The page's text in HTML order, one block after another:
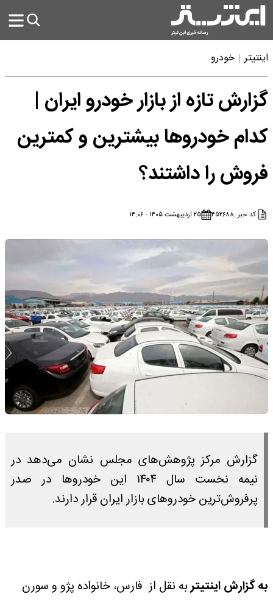
اینتیتر خودرو
گزارش تازه از بازار خودرو ایران |
کدام خودرو‌ها بیشترین و کمترین
فروش را داشتند؟
کد خبر :۴۵۲۶۸۸ ۲۵ اردیبهشت ۱۴۰۵ - ۱۴:۰۶
گزارش مرکز پژوهش‌های مجلس نشان می‌دهد در
نیمه نخست سال ۱۴۰۴ این خودروها در صدر
پرفروش‌ترین خودرو‌های بازار ایران قرار دارند.
به گزارش اینتیتربه نقل از فارس، خانواده پژو و سورن